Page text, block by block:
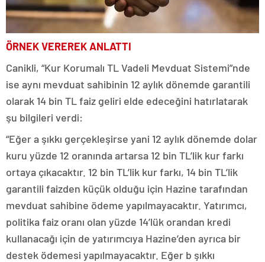
ÖRNEK VEREREK ANLATTI
Canikli, “Kur Korumalı TL Vadeli Mevduat Sistemi”nde
ise aynı mevduat sahibinin 12 aylık dönemde garantili
olarak 14 bin TL faiz geliri elde edeceğini hatırlatarak
şu bilgileri verdi:
“Eğer a şıkkı gerçekleşirse yani 12 aylık dönemde dolar
kuru yüzde 12 oranında artarsa 12 bin TL’lik kur farkı
ortaya çıkacaktır. 12 bin TL’lik kur farkı, 14 bin TL’lik
garantili faizden küçük olduğu için Hazine tarafından
mevduat sahibine ödeme yapılmayacaktır. Yatırımcı,
politika faiz oranı olan yüzde 14’lük orandan kredi
kullanacağı için de yatırımcıya Hazine’den ayrıca bir
destek ödemesi yapılmayacaktır. Eğer b şıkkı